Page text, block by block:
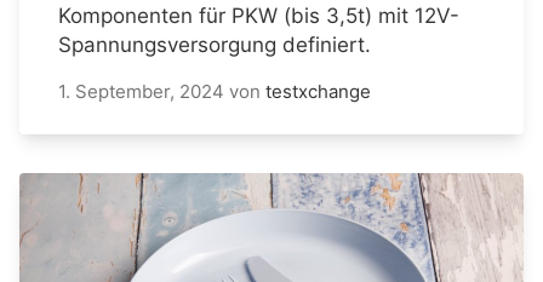
Komponenten für PKW (bis 3,5t) mit 12V-
Spannungsversorgung definiert.
1. September, 2024 von testxchange